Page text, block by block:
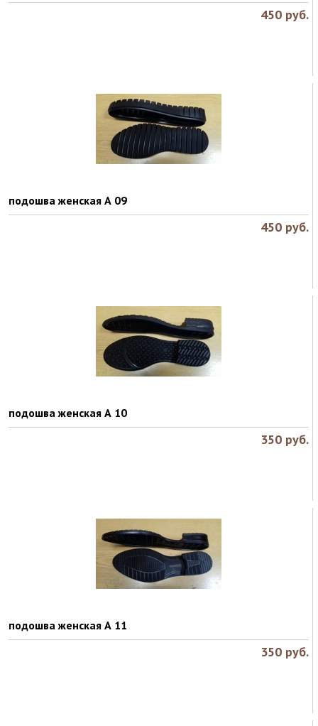
450 руб.
подошва женская А 09
450 руб.
подошва женская А 10
350 руб.
подошва женская А 11
350 руб.